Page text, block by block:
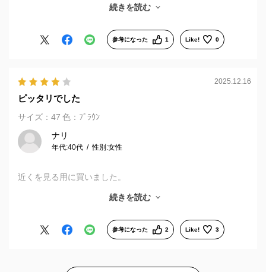
今回たまたま店長さんが接客してくれたのですが、改装に伴う
（おばさんなので、日常的に雑に接客されることが多く、今回
の店長さんもお若かったので、どうせ雑にされるんだろうな…
続きを読む
参考になった 1 Like! 0
2025.12.16
ピッタリでした
サイズ：47 色：ﾌﾞﾗｳﾝ
ナリ
年代:40代 性別:女性
近くを見る用に買いました。
寧に教えていただいたおかげでスムーズに注文できました。あ
掛けた感じも思った通りでツルの部分が圧迫しないのでとても
続きを読む
参考になった 2 Like! 3